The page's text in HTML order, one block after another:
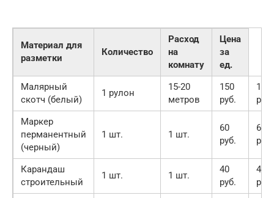
Материал для
разметки
Количество
Расход
на
комнату
Цена
за
ед.
Малярный
скотч (белый)
1 рулон
15-20
метров
150
руб.
150
руб.
Маркер
перманентный
(черный)
1 шт. 1 шт.
60
руб.
60
руб.
Карандаш
строительный
1 шт. 1 шт.
40
руб.
40
руб.